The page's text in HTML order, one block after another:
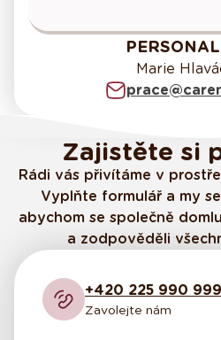
Marie
Zajistěte si
Rádi vás přivítáme v
Vyplňte formulář a my
abychom se společně
a zodpověděli
+420 225 990 999
Zavolejte nám